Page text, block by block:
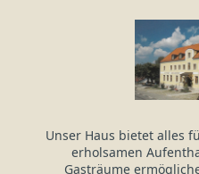
Unser Haus bietet alles
erholsamen
Gasträume